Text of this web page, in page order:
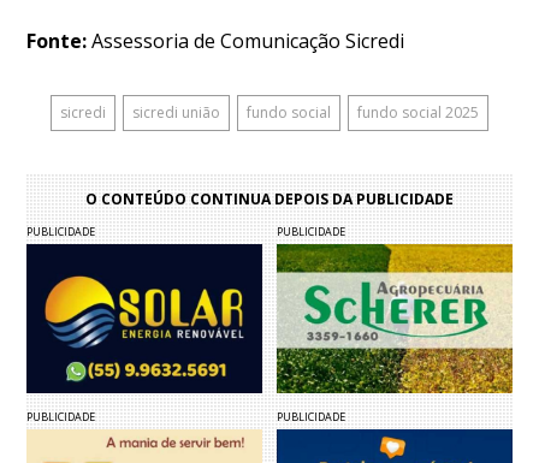
Fonte:Assessoria de Comunicação Sicredi
sicredi sicredi união fundo social fundo social 2025
O CONTEÚDO CONTINUA DEPOIS DA PUBLICIDADE
PUBLICIDADE PUBLICIDADE
PUBLICIDADE PUBLICIDADE